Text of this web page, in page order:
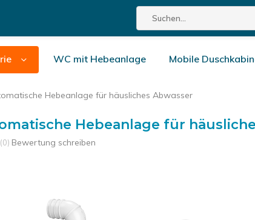
WC mit Hebeanlage Mobile
Hebeanlage für häusliches Abwasser
Hebeanlage für
(0) Bewertung schreiben